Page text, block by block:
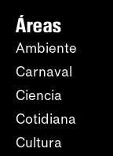
Áreas
Ambiente
Carnaval
Ciencia
Cotidiana
Cultura